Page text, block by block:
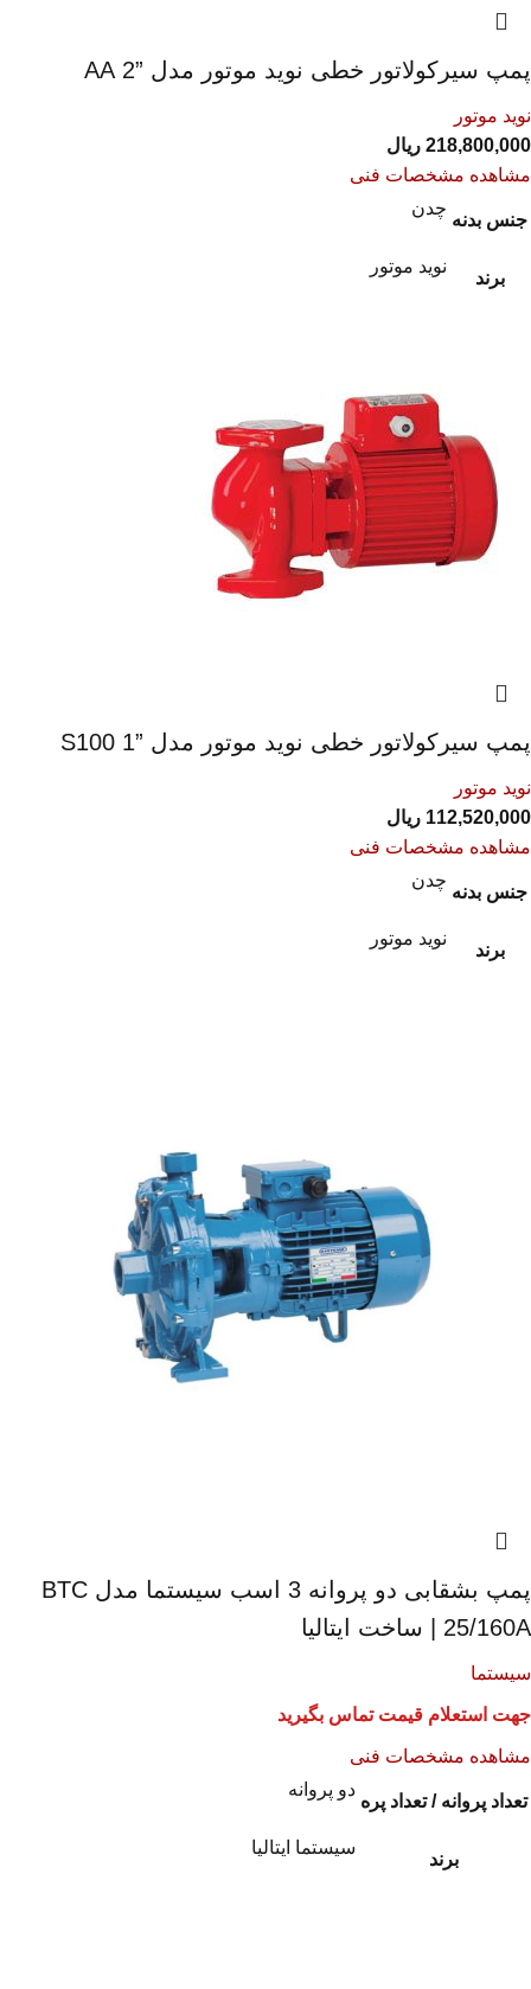
پمپ سیرکولاتور خطی نوید موتور مدل ”2 AA
نوید موتور
218,800,000 ریال
مشاهده مشخصات فنی
جنس بدنه
چدن
برند
نوید موتور
پمپ سیرکولاتور خطی نوید موتور مدل ”1 S100
نوید موتور
112,520,000 ریال
مشاهده مشخصات فنی
جنس بدنه
چدن
برند
نوید موتور
پمپ بشقابی دو پروانه 3 اسب سیستما مدل BTC
25/160A | ساخت ایتالیا
سیستما
جهت استعلام قیمت تماس بگیرید
مشاهده مشخصات فنی
تعداد پروانه / تعداد پره
دو پروانه
برند
سیستما ایتالیا